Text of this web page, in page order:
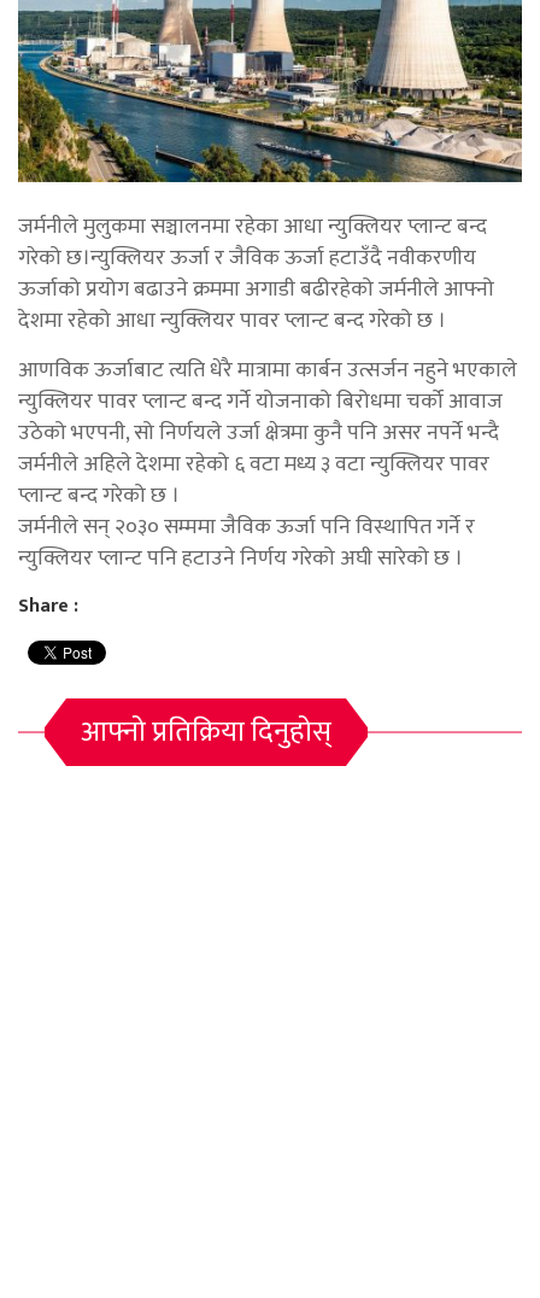
जर्मनीले मुलुकमा सञ्चालनमा रहेका आधा न्युक्लियर प्लान्ट बन्द
गरेको छ।न्युक्लियर ऊर्जा र जैविक ऊर्जा हटाउँदै नवीकरणीय
ऊर्जाको प्रयोग बढाउने क्रममा अगाडी बढीरहेको जर्मनीले आफ्नो
देशमा रहेको आधा न्युक्लियर पावर प्लान्ट बन्द गरेको छ ।
आणविक ऊर्जाबाट त्यति धेरै मात्रामा कार्बन उत्सर्जन नहुने भएकाले
न्युक्लियर पावर प्लान्ट बन्द गर्ने योजनाको बिरोधमा चर्को आवाज
उठेको भएपनी, सो निर्णयले उर्जा क्षेत्रमा कुनै पनि असर नपर्ने भन्दै
जर्मनीले अहिले देशमा रहेको ६ वटा मध्य ३ वटा न्युक्लियर पावर
प्लान्ट बन्द गरेको छ ।
जर्मनीले सन् २०३० सम्ममा जैविक ऊर्जा पनि विस्थापित गर्ने र
न्युक्लियर प्लान्ट पनि हटाउने निर्णय गरेको अघी सारेको छ ।
Share :
आफ्नो प्रतिक्रिया दिनुहोस्